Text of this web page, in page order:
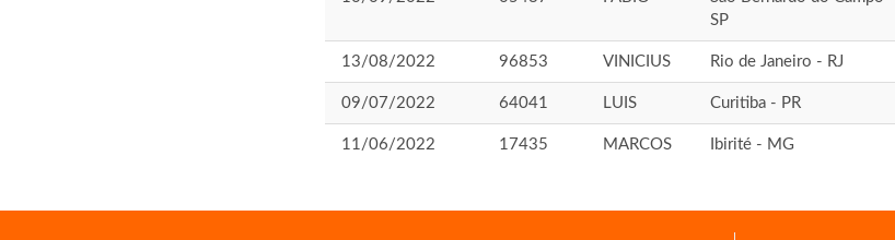
SP
13/08/2022 96853 VINICIUS Rio de Janeiro - RJ
09/07/2022 64041 LUIS Curitiba - PR
11/06/2022 17435 MARCOS Ibirité - MG